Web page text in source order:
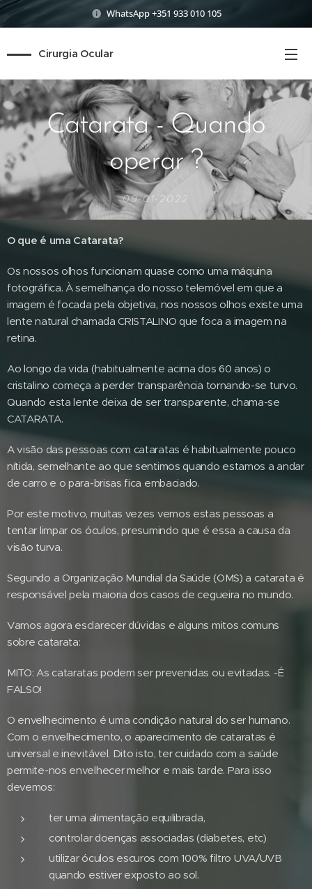
WhatsApp +351 933 010 105
Cirurgia Ocular
Catarata - Quando
operar ?
09-01-2022
O que é uma Catarata?
Os nossos olhos funcionam quase como uma máquina
fotográfica. À semelhança do nosso telemóvel em que a
imagem é focada pela objetiva, nos nossos olhos existe uma
lente natural chamada CRISTALINO que foca a imagem na
retina.
Ao longo da vida (habitualmente acima dos 60 anos) o
cristalino começa a perder transparência tornando-se turvo.
Quando esta lente deixa de ser transparente, chama-se
CATARATA.
A visão das pessoas com cataratas é habitualmente pouco
nítida, semelhante ao que sentimos quando estamos a andar
de carro e o para-brisas fica embaciado.
Por este motivo, muitas vezes vemos estas pessoas a
tentar limpar os óculos, presumindo que é essa a causa da
visão turva.
Segundo a Organização Mundial da Saúde (OMS) a catarata é
responsável pela maioria dos casos de cegueira no mundo.
Vamos agora esclarecer dúvidas e alguns mitos comuns
sobre catarata:
MITO: As cataratas podem ser prevenidas ou evitadas. -É
FALSO!
O envelhecimento é uma condição natural do ser humano.
Com o envelhecimento, o aparecimento de cataratas é
universal e inevitável. Dito isto, ter cuidado com a saúde
permite-nos envelhecer melhor e mais tarde. Para isso
devemos:
ter uma alimentação equilibrada,
controlar doenças associadas (diabetes, etc)
utilizar óculos escuros com 100% filtro UVA/UVB
quando estiver exposto ao sol.